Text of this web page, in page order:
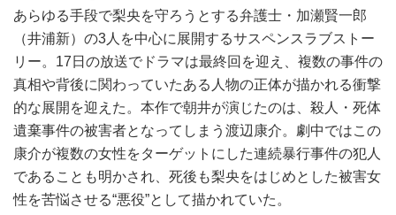
あらゆる手段で梨央を守ろうとする弁護士・加瀬賢一郎
（井浦新）の3人を中心に展開するサスペンスラブストー
リー。17日の放送でドラマは最終回を迎え、複数の事件の
真相や背後に関わっていたある人物の正体が描かれる衝撃
的な展開を迎えた。本作で朝井が演じたのは、殺人・死体
遺棄事件の被害者となってしまう渡辺康介。劇中ではこの
康介が複数の女性をターゲットにした連続暴行事件の犯人
であることも明かされ、死後も梨央をはじめとした被害女
性を苦悩させる“悪役”として描かれていた。